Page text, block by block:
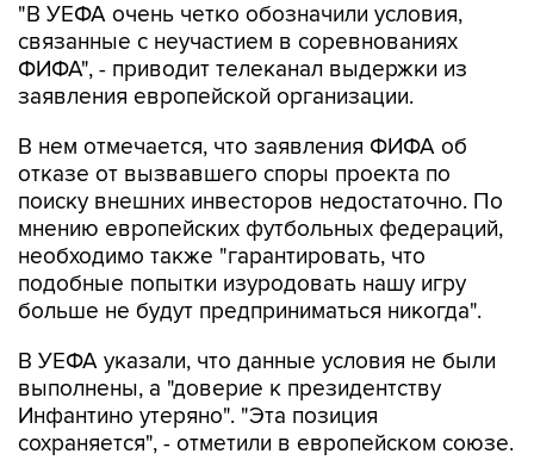
"В УЕФА очень четко обозначили условия,
связанные с неучастием в соревнованиях
ФИФА", - приводит телеканал выдержки из
заявления европейской организации.
В нем отмечается, что заявления ФИФА об
отказе от вызвавшего споры проекта по
поиску внешних инвесторов недостаточно. По
мнению европейских футбольных федераций,
необходимо также "гарантировать, что
подобные попытки изуродовать нашу игру
больше не будут предприниматься никогда".
В УЕФА указали, что данные условия не были
выполнены, а "доверие к президентству
Инфантино утеряно". "Эта позиция
сохраняется", - отметили в европейском союзе.